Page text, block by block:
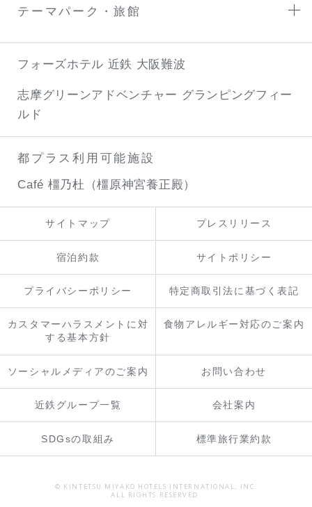
テーマパーク・旅館
フォーズホテル 近鉄 大阪難波
志摩グリーンアドベンチャー グランピングフィー
ルド
都プラス利用可能施設
Café 橿乃杜（橿原神宮養正殿）
サイトマップ プレスリリース
宿泊約款 サイトポリシー
プライバシーポリシー 特定商取引法に基づく表記
カスタマーハラスメントに対
する基本方針
食物アレルギー対応のご案内
ソーシャルメディアのご案内 お問い合わせ
近鉄グループ一覧 会社案内
SDGsの取組み 標準旅行業約款
© KINTETSU MIYAKO HOTELS INTERNATIONAL, INC.
ALL RIGHTS RESERVED.